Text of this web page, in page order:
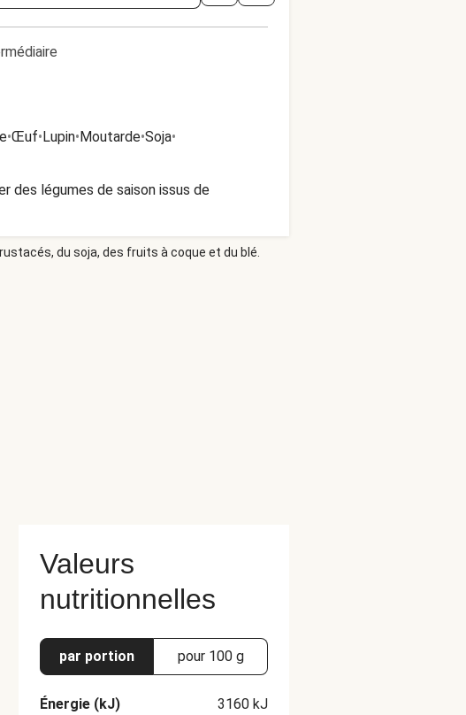
•Œuf•Lupin•Moutarde•Soja•
des légumes de saison issus de
du soja, des fruits à coque et du blé.
Valeurs
nutritionnelles
par portion pour 100 g
Énergie (kJ) 3160 kJ